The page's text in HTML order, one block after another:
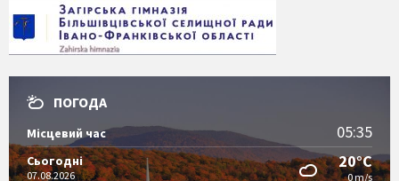
ПОГОДА
Місцевий час 05:35
Сьогодні
07.08.2026
20°C
0 m/s